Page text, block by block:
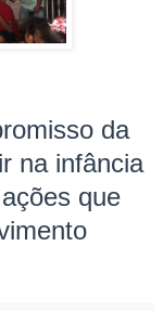
da
na infância
que